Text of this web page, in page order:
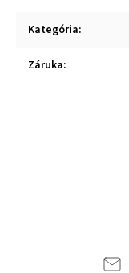
Kategória:
Záruka: